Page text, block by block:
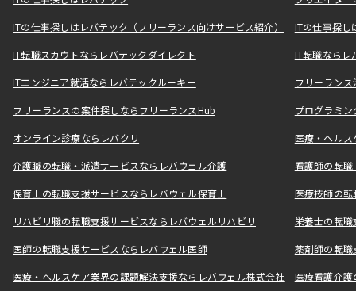
ITの仕事探しはレバテック（フリーランス向けサービス紹介） ITの仕事探
IT転職スカウトならレバテックダイレクト IT転職なら
ITエンジニア就活ならレバテックルーキー フリーラン
フリーランスの案件探しならフリーランスHub プログラミ
オンライン診療ならレバクリ 医療・ヘル
介護職の転職・派遣サービスならレバウェル介護 看護師の転
保育士の転職支援サービスならレバウェル保育士 医療技師の
リハビリ職の転職支援サービスならレバウェルリハビリ 栄養士の転
医師の転職支援サービスならレバウェル医師 薬剤師の転
医療・ヘルスケア業界の課題解決支援ならレバウェル株式会社 医療看護介